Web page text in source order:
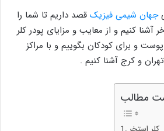
جهان شیمی فیزیک قصد داریم تا شما را
آشنا کنیم و از معایب و مزایای پودر کلر
و برای کودکان بگوییم و با مراکز
و کرج آشنا کنیم .
مطالب